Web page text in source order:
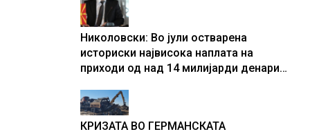
Николовски: Во јули остварена
историски највисока наплата на
приходи од над 14 милијарди денари
резултати
КРИЗАТА ВО ГЕРМАНСКАТА